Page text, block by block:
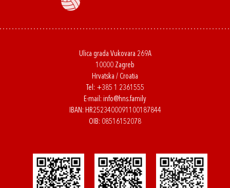
Ulica grada Vukovara 269A
10000 Zagreb
Hrvatska / Croatia
Tel: +385 1 2361555
E-mail: info@hns.family
IBAN: HR2523400091100187844
OIB: 08516152078